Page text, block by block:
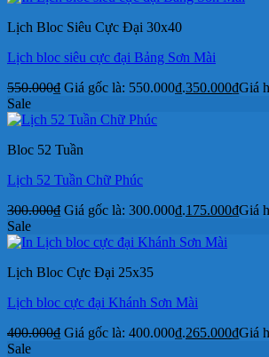
Lịch Bloc Siêu Cực Đại 30x40
Lịch bloc siêu cực đại Bảng Sơn Mài
550.000₫ Giá gốc là: 550.000₫.350.000₫Giá
Sale
Bloc 52 Tuần
Lịch 52 Tuần Chữ Phúc
300.000₫ Giá gốc là: 300.000₫.175.000₫Giá
Sale
Lịch Bloc Cực Đại 25x35
Lịch bloc cực đại Khánh Sơn Mài
400.000₫ Giá gốc là: 400.000₫.265.000₫Giá
Sale